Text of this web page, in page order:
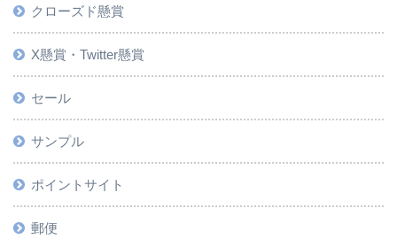
クローズド懸賞
X懸賞・Twitter懸賞
セール
サンプル
ポイントサイト
郵便